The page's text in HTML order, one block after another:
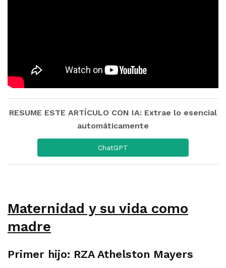
RESUME ESTE ARTÍCULO CON IA: Extrae lo esencial
automáticamente
ChatGPT
Maternidad y su vida como
madre
Primer hijo: RZA Athelston Mayers